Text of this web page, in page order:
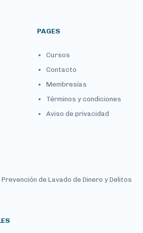
PAGES
Cursos
Contacto
Membresías
Términos y condiciones
Aviso de privacidad
de Lavado de Dinero y Delitos